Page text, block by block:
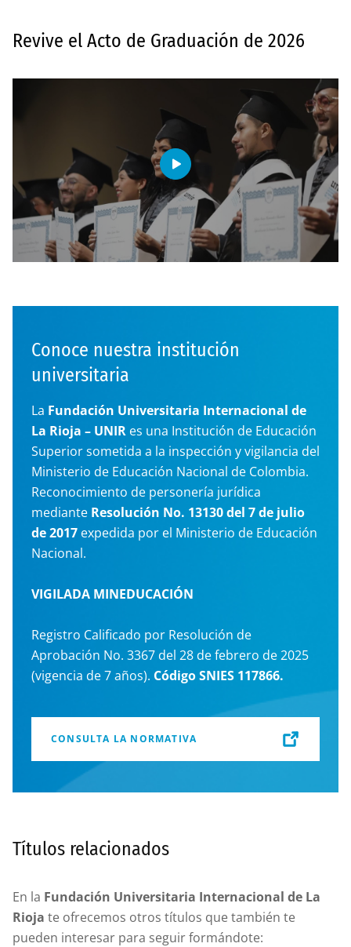
Revive el Acto de Graduación de 2026
Conoce nuestra institución
universitaria
La Fundación Universitaria Internacional de
La Rioja – UNIR es una Institución de Educación
Superior sometida a la inspección y vigilancia del
Ministerio de Educación Nacional de Colombia.
Reconocimiento de personería jurídica
mediante Resolución No. 13130 del 7 de julio
de 2017 expedida por el Ministerio de Educación
Nacional.
VIGILADA MINEDUCACIÓN
Registro Calificado por Resolución de
Aprobación No. 3367 del 28 de febrero de 2025
(vigencia de 7 años). Código SNIES 117866.
CONSULTA LA NORMATIVA
Títulos relacionados
En la Fundación Universitaria Internacional de La
Rioja te ofrecemos otros títulos que también te
pueden interesar para seguir formándote: